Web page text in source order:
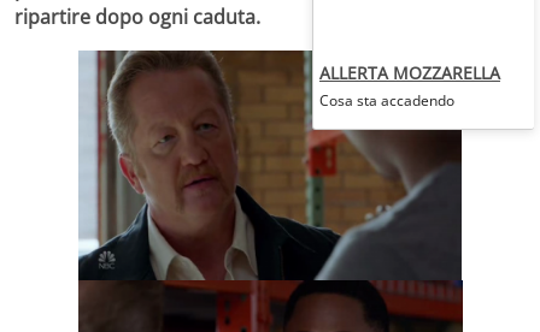
ripartire dopo ogni caduta.
ALLERTA MOZZARELLA
Cosa sta accadendo